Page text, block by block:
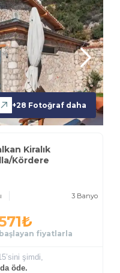
+28 Fotoğraf daha
Kiralık
Kördere
3 Banyo
₺
fiyatlarla
’sini şimdi,
öde.